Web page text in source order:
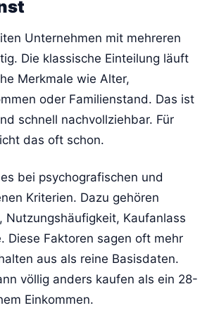
Unternehmen mit mehreren
Die klassische Einteilung läuft
Merkmale wie Alter,
oder Familienstand. Das ist
schnell nachvollziehbar. Für
das oft schon.
bei psychografischen und
Kriterien. Dazu gehören
Nutzungshäufigkeit, Kaufanlass
Diese Faktoren sagen oft mehr
aus als reine Basisdaten.
völlig anders kaufen als ein 28-
Einkommen.